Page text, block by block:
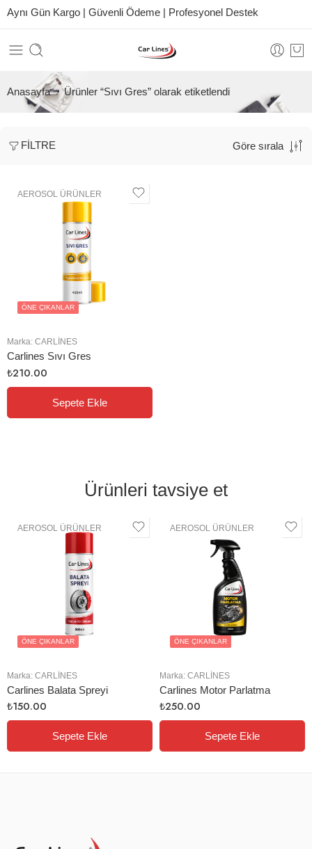
Aynı Gün Kargo | Güvenli Ödeme | Profesyonel Destek
Anasayfa Ürünler “Sıvı Gres” olarak etiketlendi
FILTRE Göre sırala
AEROSOL ÜRÜNLER
Marka: CARLINES
Carlines Sıvı Gres
ÖNE ÇIKANLAR
₺210.00
Sepete Ekle
Ürünleri tavsiye et
AEROSOL ÜRÜNLER
Marka: CARLINES
Carlines Balata Spreyi
ÖNE ÇIKANLAR
₺150.00
Sepete Ekle
AEROSOL ÜRÜNLER
Marka: CARLINES
Carlines Motor Parlatma
ÖNE ÇIKANLAR
₺250.00
Sepete Ekle